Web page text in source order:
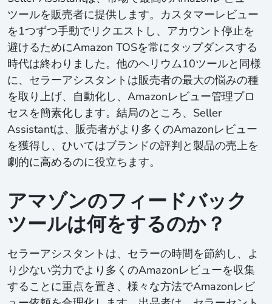
ツールを販売者に提供します。カスタマーレビュー
を1つずつ手動でリクエストし、アカウント停止を
避けるためにAmazon TOSを常にタップダンスする
時代は終わりました。他のヘリウム10ツールと同様
に、セラーアシスタントは販売者の最大の悩みの種
を取り上げ、自動化し、Amazonレビュー管理プロ
セスを簡素化します。結局のところ、Seller
Assistantは、販売者がより多くのAmazonレビュー
を獲得し、ひいてはブランドの評判と製品の売上を
劇的に高めるのに役立ちます。
アマゾンのフィードバック
ツールは何をするのか？
セラーアシスタントは、セラーの時間を節約し、よ
り少ない労力でより多くのAmazonレビューを収集
することに重点を置き、様々な方法でAmazonレビ